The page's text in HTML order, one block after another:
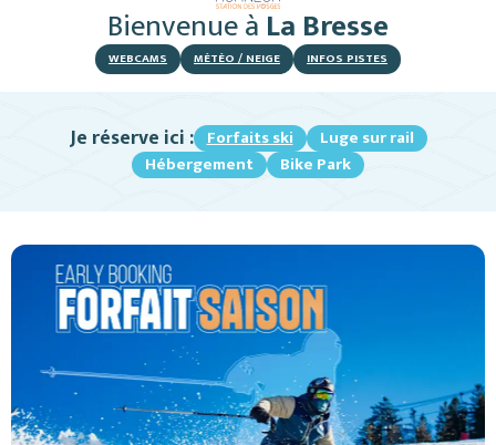
BienvenueàLa Bresse
WEBCAMS MÉTÉO / NEIGE INFOS PISTES
Activités
Restaurants
Services
Animations
Je réserve ici : Forfaits ski
Luge sur rail
Hébergement
Bike Park